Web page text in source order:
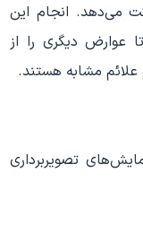
می‌دهد. انجام این
عوارض دیگری را از
مشابه هستند.
تصویربرداری